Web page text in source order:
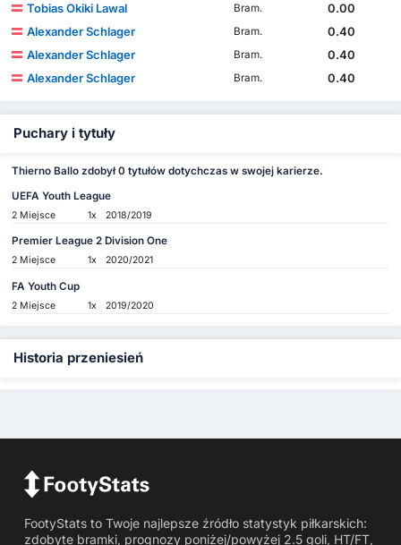
Tobias Okiki Lawal
Bram.
0.00
Alexander Schlager
Bram.
0.40
Alexander Schlager
Bram.
0.40
Alexander Schlager
Bram. 0.40
Puchary i tytuły
Thierno Ballo zdobył 0 tytułów dotychczas w swojej karierze.
UEFA Youth League
2 Miejsce 1x 2018/2019
Premier League 2 Division One
2 Miejsce 1x 2020/2021
FA Youth Cup
2 Miejsce 1x 2019/2020
Historia przeniesień
FootyStats to Twoje najlepsze źródło statystyk piłkarskich:
zdobyte bramki, prognozy poniżej/powyżej 2.5 goli, HT/FT,